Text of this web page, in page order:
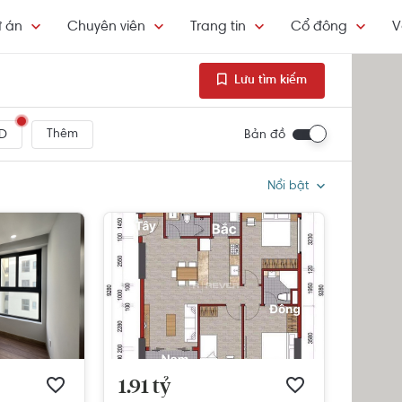
án Chuyên viên Trang tin Cổ đông
Lưu tìm kiếm
Thêm Bản đồ
Nổi bật
1.91 tỷ